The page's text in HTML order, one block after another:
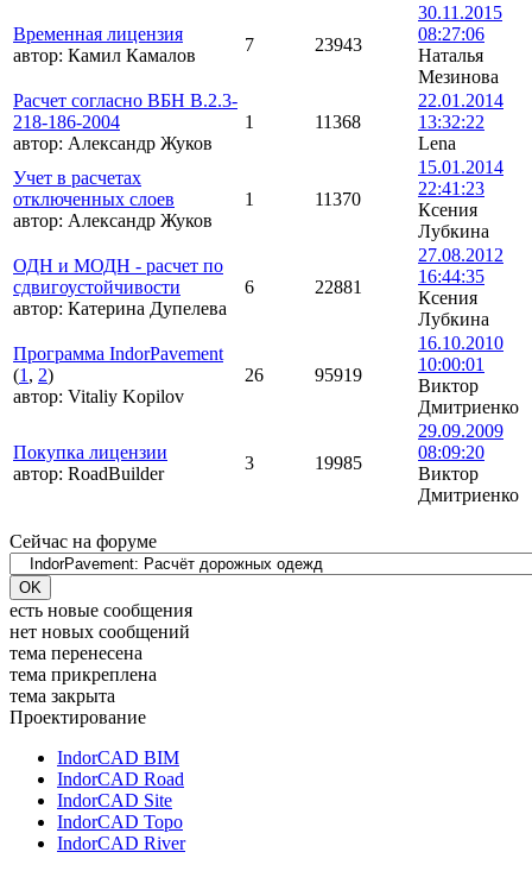
Временная лицензия
автор: Камил Камалов
7 23943
30.11.2015
08:27:06
Наталья
Мезинова
Расчет согласно ВБН В.2.3-
218-186-2004
автор: Александр Жуков
1 11368
22.01.2014
13:32:22
Lena
Учет в расчетах
отключенных слоев
автор: Александр Жуков
1 11370
15.01.2014
22:41:23
Ксения
Лубкина
ОДН и МОДН - расчет по
сдвигоустойчивости
автор: Катерина Дупелева
6 22881
27.08.2012
16:44:35
Ксения
Лубкина
Программа IndorPavement
(1 , 2)
автор: Vitaliy Kopilov
26 95919
16.10.2010
10:00:01
Виктор
Дмитриенко
Покупка лицензии
автор: RoadBuilder
3 19985
29.09.2009
08:09:20
Виктор
Дмитриенко
Сейчас на форуме
есть новые сообщения
нет новых сообщений
тема перенесена
тема прикреплена
тема закрыта
Проектирование
IndorCAD BIM
IndorCAD Road
IndorCAD Site
IndorCAD Topo
IndorCAD River